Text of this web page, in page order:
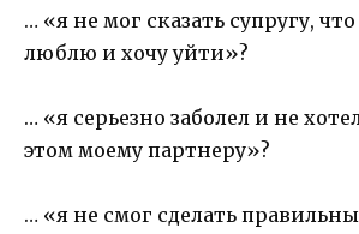
… «я не мог сказать супругу,
люблю и хочу уйти»?
… «я серьезно заболел и не
этом моему партнеру»?
… «я не смог сделать